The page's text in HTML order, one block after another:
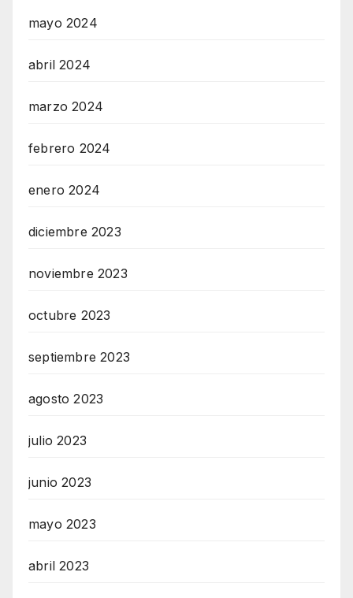
mayo 2024
abril 2024
marzo 2024
febrero 2024
enero 2024
diciembre 2023
noviembre 2023
octubre 2023
septiembre 2023
agosto 2023
julio 2023
junio 2023
mayo 2023
abril 2023